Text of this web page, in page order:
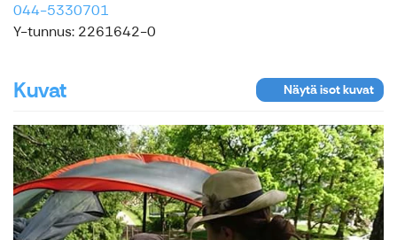
044-5330701
Y-tunnus: 2261642-0
Kuvat Näytä isot kuvat